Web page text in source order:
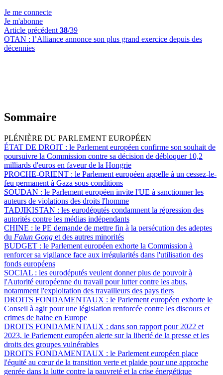
Je me connecte
Je m'abonne
Article précédent 38/39
OTAN : l’Alliance annonce son plus grand exercice depuis des
décennies
Sommaire
PLÉNIÈRE DU PARLEMENT EUROPÉEN
ÉTAT DE DROIT : le Parlement européen confirme son souhait de
poursuivre la Commission contre sa décision de débloquer 10,2
milliards d'euros en faveur de la Hongrie
PROCHE-ORIENT : le Parlement européen appelle à un cessez-le-
feu permanent à Gaza sous conditions
SOUDAN : le Parlement européen invite l'UE à sanctionner les
auteurs de violations des droits l'homme
TADJIKISTAN : les eurodéputés condamnent la répression des
autorités contre les médias indépendants
CHINE : le PE demande de mettre fin à la persécution des adeptes
du Falun Gong et des autres minorités
BUDGET : le Parlement européen exhorte la Commission à
renforcer sa vigilance face aux irrégularités dans l'utilisation des
fonds européens
SOCIAL : les eurodéputés veulent donner plus de pouvoir à
l'Autorité européenne du travail pour lutter contre les abus,
notamment l'exploitation des travailleurs des pays tiers
DROITS FONDAMENTAUX : le Parlement européen exhorte le
Conseil à agir pour une législation renforcée contre les discours et
crimes de haine en Europe
DROITS FONDAMENTAUX : dans son rapport pour 2022 et
2023, le Parlement européen alerte sur la liberté de la presse et les
droits des groupes vulnérables
DROITS FONDAMENTAUX : le Parlement européen place
l'équité au cœur de la transition verte et plaide pour une approche
genrée dans la lutte contre la pauvreté et la crise énergétique